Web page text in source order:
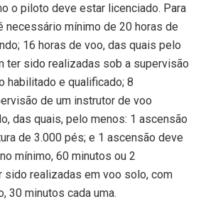
o piloto deve estar licenciado. Para
necessário mínimo de 20 horas de
16 horas de voo, das quais pelo
ter sido realizadas sob a supervisão
habilitado e qualificado; 8
de um instrutor de voo
das quais, pelo menos: 1 ascensão
de 3.000 pés; e 1 ascensão deve
mínimo, 60 minutos ou 2
realizadas em voo solo, com
30 minutos cada uma.